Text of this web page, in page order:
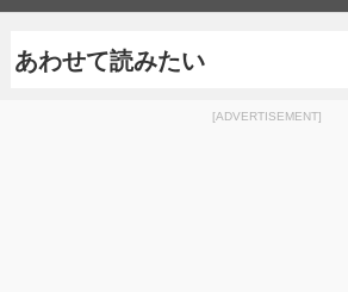
あわせて読みたい
[ADVERTISEMENT]